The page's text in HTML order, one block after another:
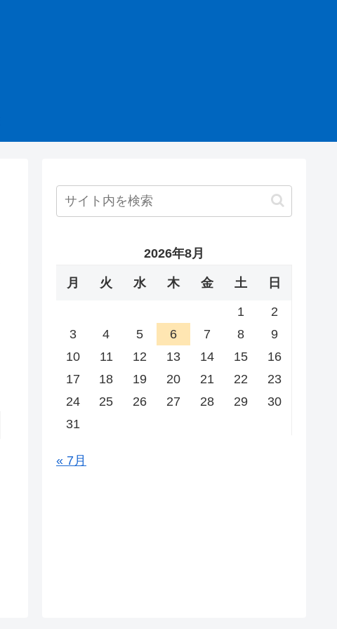
2026年8月
月 火 水 木 金 土 日
1
2
3
4 5 6 7 8
9
10
11 12 13 14 15
16
17
18 19 20 21 22
23
24
25 26 27 28 29
30
31
« 7月